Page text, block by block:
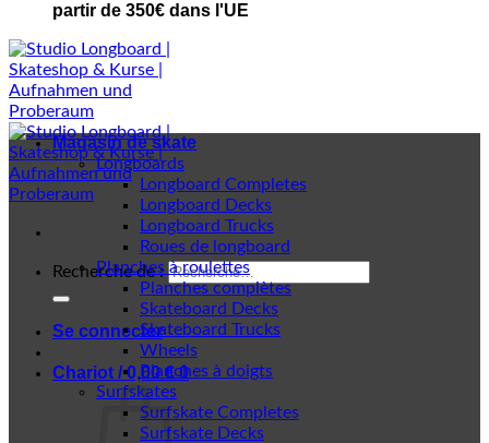
partir de 350€ dans l'UE
Recherche de :
Se connecter
Chariot /0,00€ 0
Magasin de skate
Longboards
Longboard Completes
Longboard Decks
Longboard Trucks
Roues de longboard
Planches à roulettes
Planches complètes
Skateboard Decks
Skateboard Trucks
Wheels
Planches à doigts
Surfskates
Surfskate Completes
Surfskate Decks